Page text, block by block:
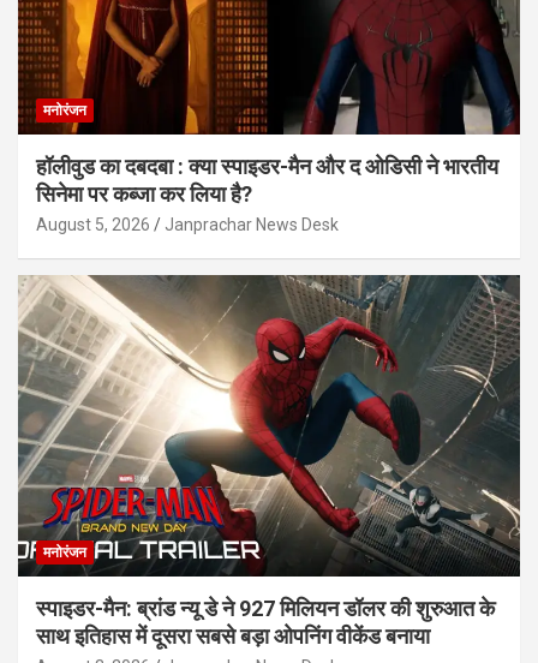
मनोरंजन
हॉलीवुड का दबदबा : क्या स्पाइडर-मैन और द ओडिसी ने भारतीय
सिनेमा पर कब्जा कर लिया है?
August 5, 2026 Janprachar News Desk
मनोरंजन
स्पाइडर-मैन: ब्रांड न्यू डे ने 927 मिलियन डॉलर की शुरुआत के
साथ इतिहास में दूसरा सबसे बड़ा ओपनिंग वीकेंड बनाया